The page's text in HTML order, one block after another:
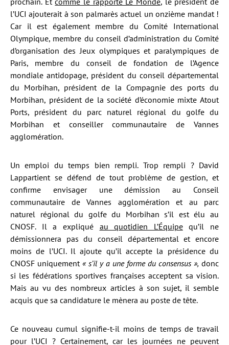
l’UCI ajouterait à son palmarès actuel un onzième mandat !
Car il est également membre du Comité International
Olympique, membre du conseil d’administration du Comité
d’organisation des Jeux olympiques et paralympiques de
Paris, membre du conseil de fondation de l’Agence
mondiale antidopage, président du conseil départemental
du Morbihan, président de la Compagnie des ports du
Morbihan, président de la société d’économie mixte Atout
Ports, président du parc naturel régional du golfe du
Morbihan et conseiller communautaire de Vannes
agglomération.
Un emploi du temps bien rempli. Trop rempli ? David
Lappartient se défend de tout problème de gestion, et
confirme envisager une démission au Conseil
communautaire de Vannes agglomération et au parc
naturel régional du golfe du Morbihan s’il est élu au
CNOSF. Il a expliqué au quotidien L’Équipequ’il ne
démissionnera pas du conseil départemental et encore
moins de l’UCI. Il ajoute qu’il accepte la présidence du
CNOSF uniquement « s’il y a une forme du consensus », donc
si les fédérations sportives françaises acceptent sa vision.
Mais au vu des nombreux articles à son sujet, il semble
acquis que sa candidature le mènera au poste de tête.
Ce nouveau cumul signifie-t-il moins de temps de travail
pour l’UCI ? Certainement, car les journées ne peuvent